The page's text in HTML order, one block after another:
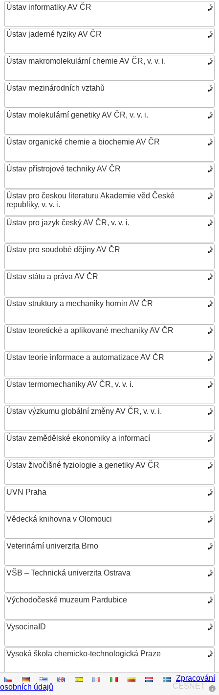
Ústav informatiky AV ČR
Ústav jaderné fyziky AV ČR
Ústav makromolekulární chemie AV ČR, v. v. i.
Ústav mezinárodních vztahů
Ústav molekulární genetiky AV ČR, v. v. i.
Ústav organické chemie a biochemie AV ČR
Ústav přístrojové techniky AV ČR
Ústav pro českou literaturu Akademie věd České
republiky, v. v. i.
Ústav pro jazyk český AV ČR, v. v. i.
Ústav pro soudobé dějiny AV ČR
Ústav státu a práva AV ČR
Ústav struktury a mechaniky hornin AV ČR
Ústav teoretické a aplikované mechaniky AV ČR
Ústav teorie informace a automatizace AV ČR
Ústav termomechaniky AV ČR, v. v. i.
Ústav výzkumu globální změny AV ČR, v. v. i.
Ústav zemědělské ekonomiky a informací
Ústav živočišné fyziologie a genetiky AV ČR
UVN Praha
Vědecká knihovna v Olomouci
Veterinární univerzita Brno
VŠB – Technická univerzita Ostrava
Východočeské muzeum Pardubice
VysocinaID
Vysoká škola chemicko-technologická Praze
Vysoká škola ekonomická v Praze
CESNET
Zpracování
osobních údajů